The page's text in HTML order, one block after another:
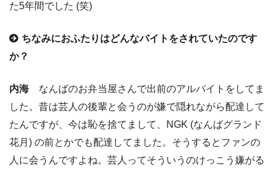
た5年間でした (笑)
ちなみにおふたりはどんなバイトをされていたのです
か？
内海 なんばのお弁当屋さんで出前のアルバイトをしてま
した。昔は芸人の後輩と会うのが嫌で隠れながら配達して
たんですが、今は恥を捨てまして、NGK (なんばグランド
花月) の前とかでも配達してました。そうするとファンの
人に会うんですよね。芸人ってそういうのけっこう嫌がる